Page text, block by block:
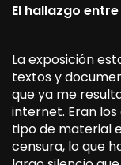
El hallazgo
La exposición
textos y
que ya me
internet. Eran
tipo de material
censura, lo que